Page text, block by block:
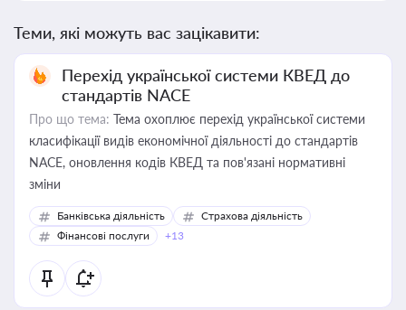
Теми, які можуть вас зацікавити:
Перехід української системи КВЕД до
стандартів NACE
Про що тема: Тема охоплює перехід української системи
класифікації видів економічної діяльності до стандартів
NACE, оновлення кодів КВЕД та пов'язані нормативні
зміни
Банківська діяльність
Страхова діяльність
Фінансові послуги
+13